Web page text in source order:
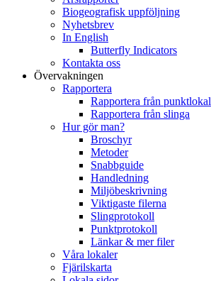
Biogeografisk uppföljning
Nyhetsbrev
In English
Butterfly Indicators
Kontakta oss
Övervakningen
Rapportera
Rapportera från punktlokal
Rapportera från slinga
Hur gör man?
Broschyr
Metoder
Snabbguide
Handledning
Miljöbeskrivning
Viktigaste filerna
Slingprotokoll
Punktprotokoll
Länkar & mer filer
Våra lokaler
Fjärilskarta